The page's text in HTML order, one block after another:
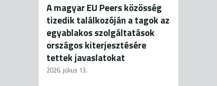
A magyar EU Peers közösség
tizedik találkozóján a tagok az
egyablakos szolgáltatások
országos kiterjesztésére
tettek javaslatokat
2026. július 13.